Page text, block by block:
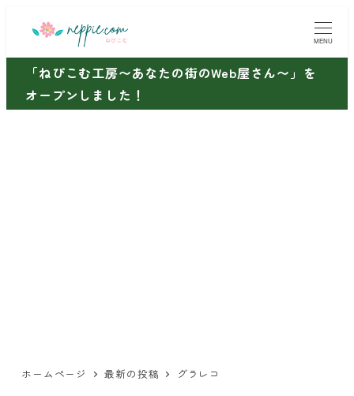
ン
ン
MENU
「ねぴこむ工房〜あなたの街のWeb屋さん〜」を
オープンしました！
ホームページ 最新の投稿 グラレコ